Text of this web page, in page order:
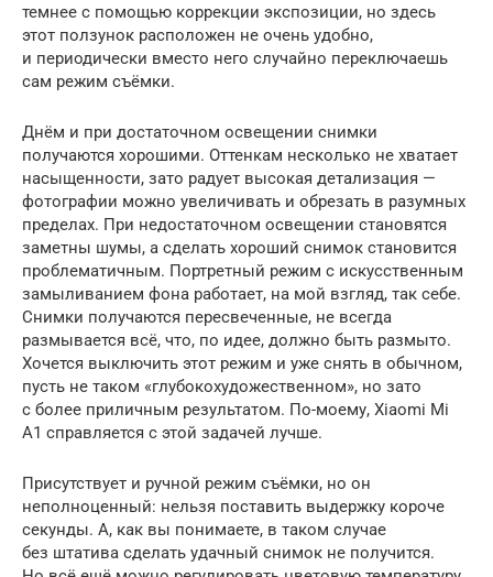
темнее с помощью коррекции экспозиции, но здесь
этот ползунок расположен не очень удобно,
и периодически вместо него случайно переключаешь
сам режим съёмки.
Днём и при достаточном освещении снимки
получаются хорошими. Оттенкам несколько не хватает
насыщенности, зато радует высокая детализация —
фотографии можно увеличивать и обрезать в разумных
пределах. При недостаточном освещении становятся
заметны шумы, а сделать хороший снимок становится
проблематичным. Портретный режим с искусственным
замыливанием фона работает, на мой взгляд, так себе.
Снимки получаются пересвеченные, не всегда
размывается всё, что, по идее, должно быть размыто.
Хочется выключить этот режим и уже снять в обычном,
пусть не таком «глубокохудожественном», но зато
с более приличным результатом. По-моему, Xiaomi Mi
A1 справляется с этой задачей лучше.
Присутствует и ручной режим съёмки, но он
неполноценный: нельзя поставить выдержку короче
секунды. А, как вы понимаете, в таком случае
без штатива сделать удачный снимок не получится.